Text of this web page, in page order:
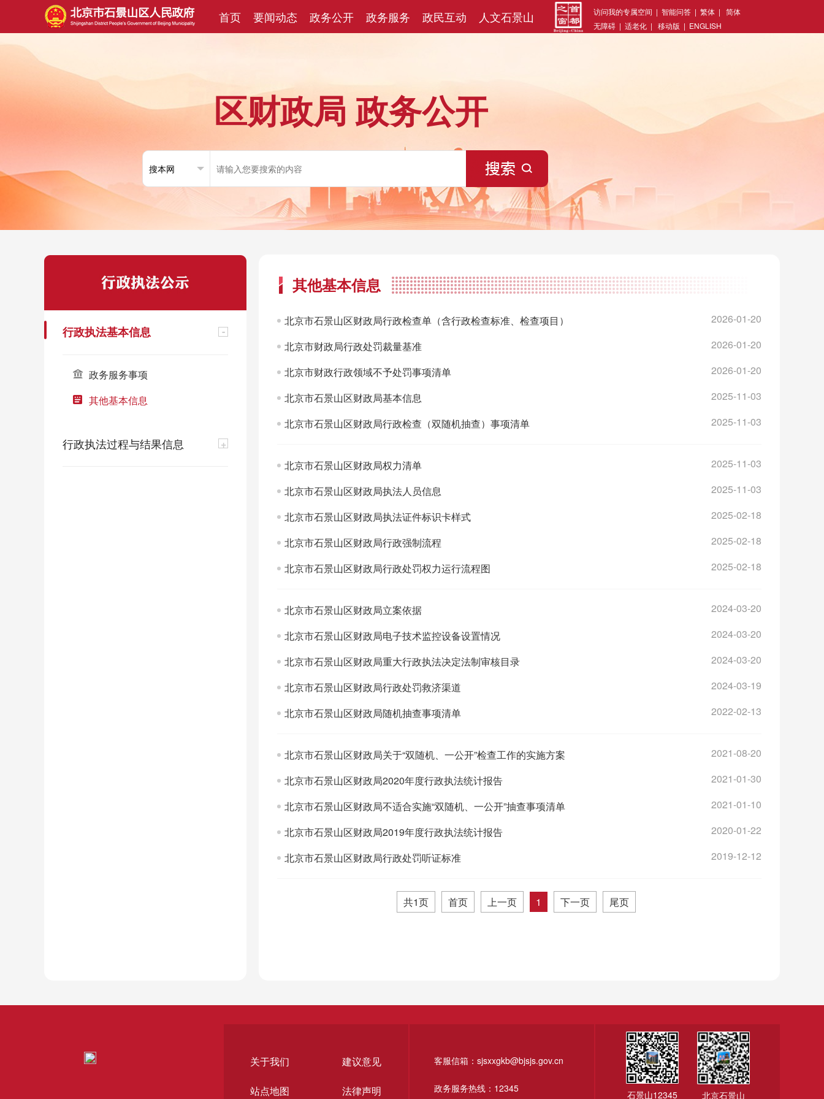
首页 要闻动态 政务公开 政务服务 政民互动 人文石景山 访问我的专属空间 | 智能问答 | 繁体 | 简体
无障碍 | 适老化 | 移动版 | ENGLISH
区财政局政务公开
行政执法基本信息 -
政务服务事项
其他基本信息
行政执法过程与结果信息 +
其他基本信息
2026-01-20
北京市石景山区财政局行政检查单（含行政检查标准、检查项目）
2026-01-20
北京市财政局行政处罚裁量基准
2026-01-20
北京市财政行政领域不予处罚事项清单
2025-11-03
北京市石景山区财政局基本信息
2025-11-03
北京市石景山区财政局行政检查（双随机抽查）事项清单
2025-11-03
北京市石景山区财政局权力清单
2025-11-03
北京市石景山区财政局执法人员信息
2025-02-18
北京市石景山区财政局执法证件标识卡样式
2025-02-18
北京市石景山区财政局行政强制流程
2025-02-18
北京市石景山区财政局行政处罚权力运行流程图
2024-03-20
北京市石景山区财政局立案依据
2024-03-20
北京市石景山区财政局电子技术监控设备设置情况
2024-03-20
北京市石景山区财政局重大行政执法决定法制审核目录
2024-03-19
北京市石景山区财政局行政处罚救济渠道
2022-02-13
北京市石景山区财政局随机抽查事项清单
2021-08-20
北京市石景山区财政局关于“双随机、一公开”检查工作的实施方案
2021-01-30
北京市石景山区财政局2020年度行政执法统计报告
2021-01-10
北京市石景山区财政局不适合实施“双随机、一公开”抽查事项清单
2020-01-22
北京市石景山区财政局2019年度行政执法统计报告
2019-12-12
北京市石景山区财政局行政处罚听证标准
共1页 首页 上一页 1 下一页 尾页
关于我们 建议意见
站点地图 法律声明
客服信箱：sjsxxgkb@bjsjs.gov.cn
政务服务热线：12345
石景山12345 北京石景山